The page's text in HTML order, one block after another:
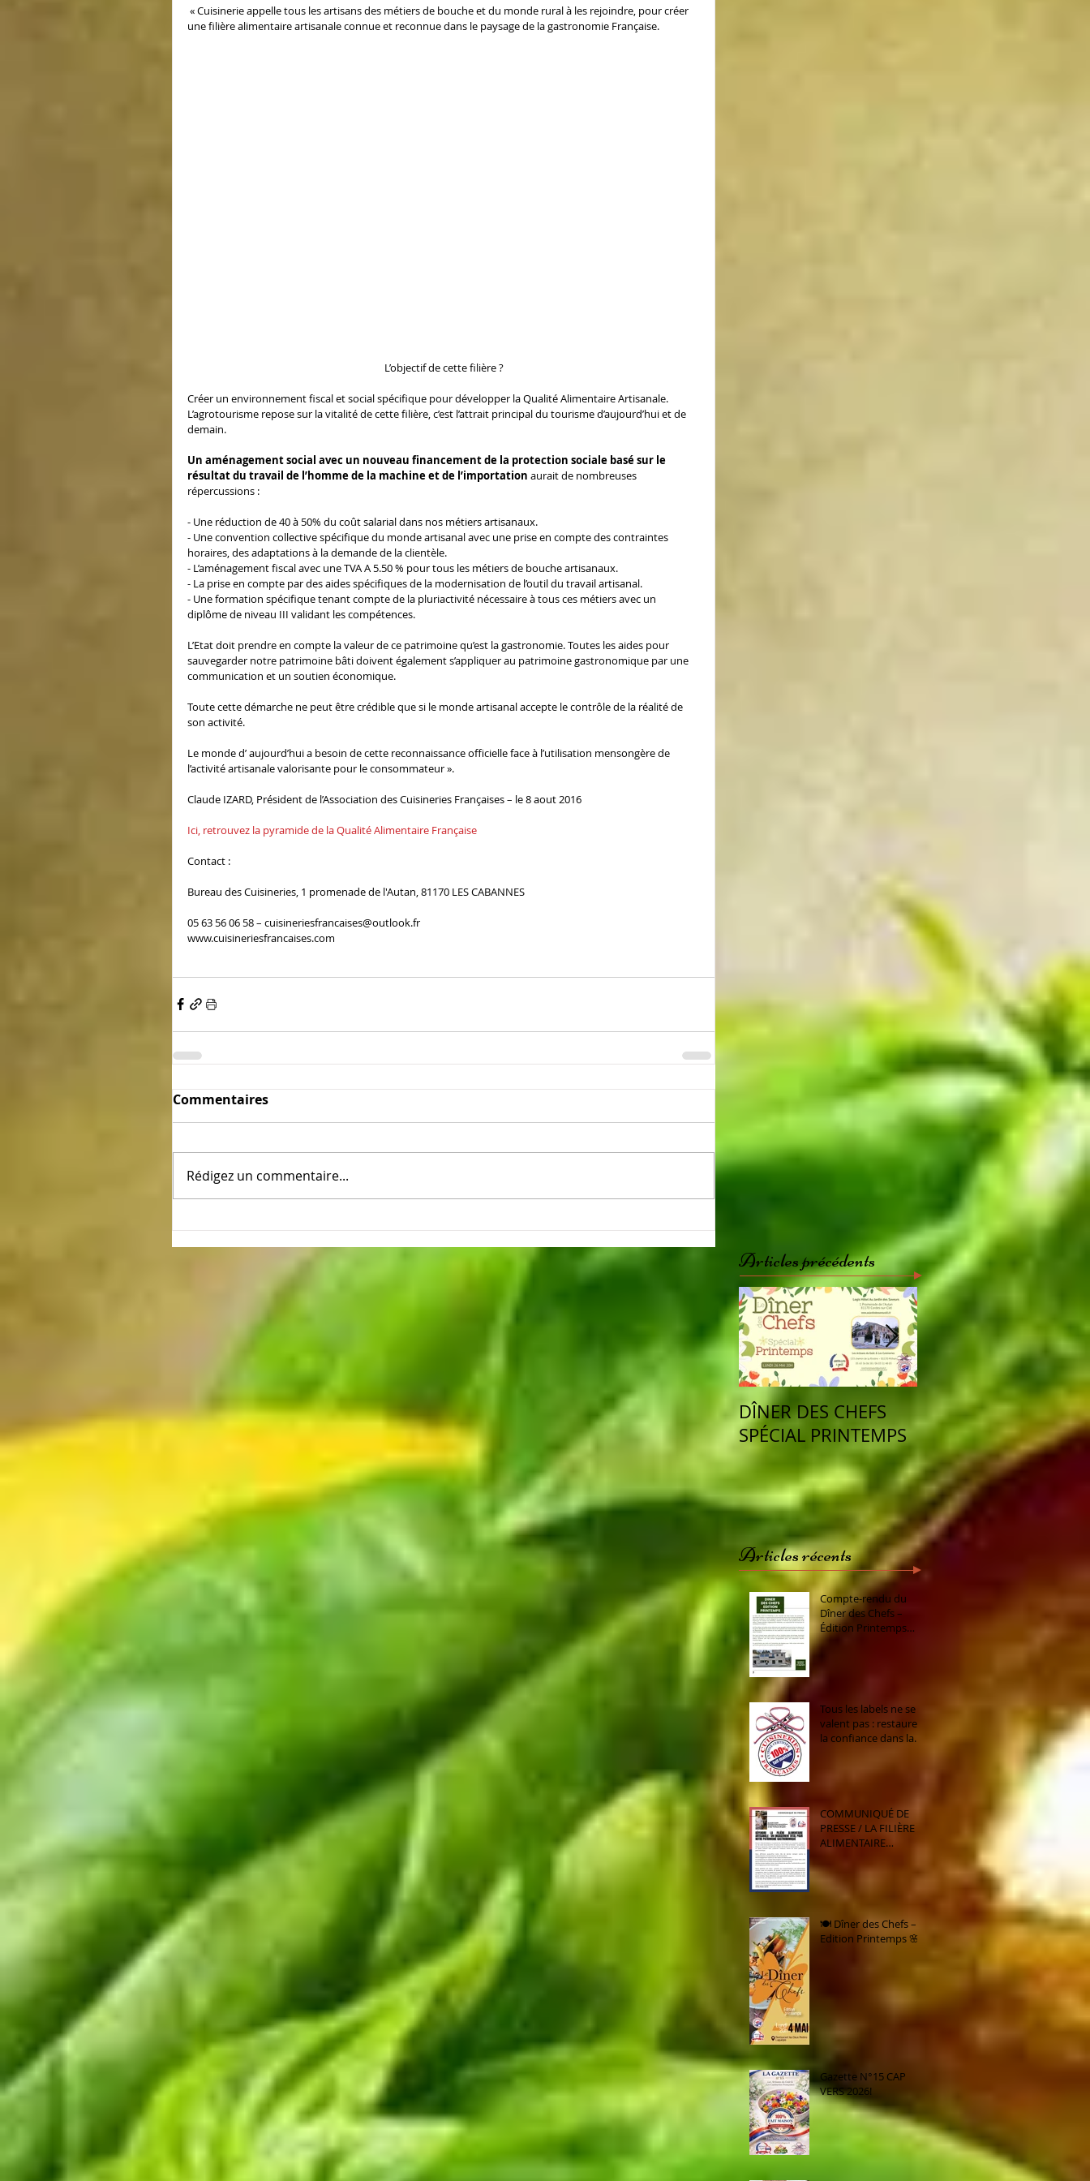
une filière alimentaire artisanale connue et reconnue dans le paysage de la gastronomie Française.
L’objectif de cette filière ?
Créer un environnement fiscal et social spécifique pour développer la Qualité Alimentaire Artisanale.
L’agrotourisme repose sur la vitalité de cette filière, c’est l’attrait principal du tourisme d’aujourd’hui et de
demain.
Un aménagement social avec un nouveau financement de la protection sociale basé sur le
résultat du travail de l’homme de la machine et de l’importation aurait de nombreuses
répercussions :
- Une réduction de 40 à 50% du coût salarial dans nos métiers artisanaux.
- Une convention collective spécifique du monde artisanal avec une prise en compte des contraintes
horaires, des adaptations à la demande de la clientèle.
- L’aménagement fiscal avec une TVA A 5.50 % pour tous les métiers de bouche artisanaux.
- La prise en compte par des aides spécifiques de la modernisation de l’outil du travail artisanal.
- Une formation spécifique tenant compte de la pluriactivité nécessaire à tous ces métiers avec un
diplôme de niveau III validant les compétences.
L’Etat doit prendre en compte la valeur de ce patrimoine qu’est la gastronomie. Toutes les aides pour
sauvegarder notre patrimoine bâti doivent également s’appliquer au patrimoine gastronomique par une
communication et un soutien économique.
Toute cette démarche ne peut être crédible que si le monde artisanal accepte le contrôle de la réalité de
son activité.
Le monde d’ aujourd’hui a besoin de cette reconnaissance officielle face à l’utilisation mensongère de
l’activité artisanale valorisante pour le consommateur ».
Claude IZARD, Président de l’Association des Cuisineries Françaises – le 8 aout 2016
Ici, retrouvez la pyramide de la Qualité Alimentaire Française
Contact :
Bureau des Cuisineries, 1 promenade de l'Autan, 81170 LES CABANNES
05 63 56 06 58 – cuisineriesfrancaises@outlook.fr
www.cuisineriesfrancaises.com
Commentaires
Rédigez un commentaire...
Articles précédents
DÎNER DES CHEFS
SPÉCIAL PRINTEMPS
Vu dans la presse
cette semaine
Articles récents
Compte-rendu du
Dîner des Chefs –
Édition Printemps
2026 ✨🍽️ Merci à
Tous les labels ne se
valent pas : restaurer
la confiance dans la
COMMUNIQUÉ DE
PRESSE / LA FILIÈRE
ALIMENTAIRE
ENGAGEMENT VITAL
POUR NOTRE
PATRIMOINE
🍽️ Dîner des Chefs –
Edition Printemps 🌸
Gazette N°15 CAP
VERS 2026!